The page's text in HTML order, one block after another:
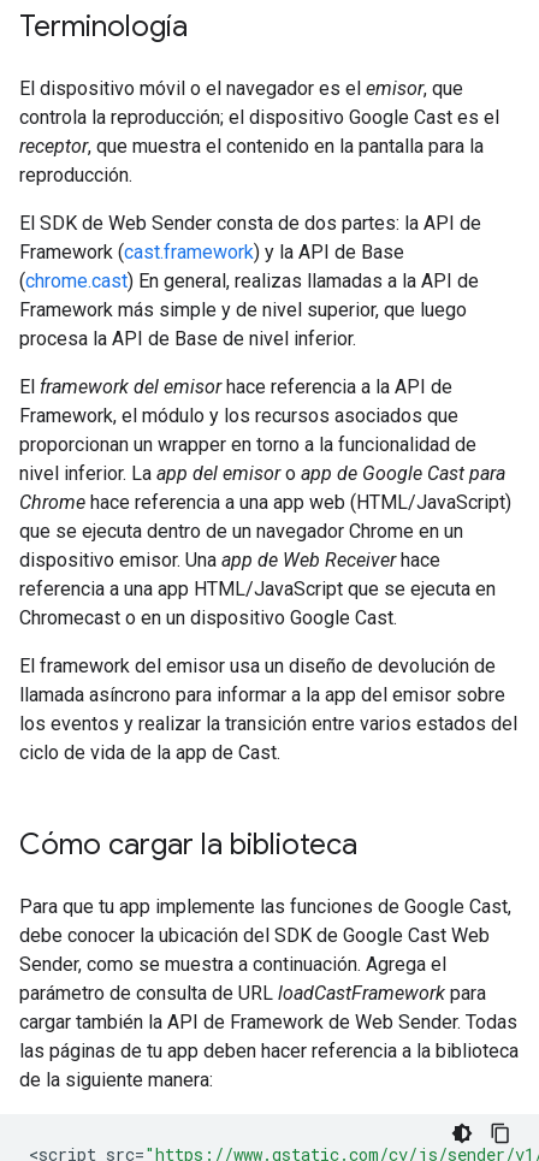
Terminología
El dispositivo móvil o el navegador es el emisor, que
controla la reproducción; el dispositivo Google Cast es el
receptor, que muestra el contenido en la pantalla para la
reproducción.
El SDK de Web Sender consta de dos partes: la API de
Framework (cast.framework) y la API de Base
(chrome.cast) En general, realizas llamadas a la API de
Framework más simple y de nivel superior, que luego
procesa la API de Base de nivel inferior.
El framework del emisorhace referencia a la API de
Framework, el módulo y los recursos asociados que
proporcionan un wrapper en torno a la funcionalidad de
nivel inferior. La app del emisoro app de Google Cast para
Chrome hace referencia a una app web (HTML/JavaScript)
que se ejecuta dentro de un navegador Chrome en un
dispositivo emisor. Una app de Web Receiverhace
referencia a una app HTML/JavaScript que se ejecuta en
Chromecast o en un dispositivo Google Cast.
El framework del emisor usa un diseño de devolución de
llamada asíncrono para informar a la app del emisor sobre
los eventos y realizar la transición entre varios estados del
ciclo de vida de la app de Cast.
Cómo cargar la biblioteca
Para que tu app implemente las funciones de Google Cast,
debe conocer la ubicación del SDK de Google Cast Web
Sender, como se muestra a continuación. Agrega el
parámetro de consulta de URL loadCastFramework para
cargar también la API de Framework de Web Sender. Todas
las páginas de tu app deben hacer referencia a la biblioteca
de la siguiente manera:
<script src="https://www.gstatic.com/cv/js/sender/v1/